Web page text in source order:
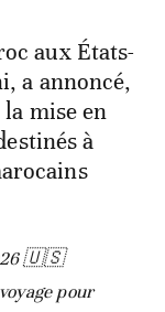
aux États-
a annoncé,
mise en
à
🇺🇸
pour